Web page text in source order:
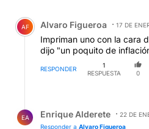
Comentario de Alvaro
AF Alvaro Figueroa 17 DE
Impriman uno con la cara
dijo "un poquito de
RESPONDER
1
RESPUESTA
0
EA Enrique Alderete
22 DE
Responder a Alvaro Figueroa